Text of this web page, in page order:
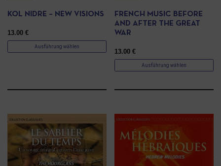
KOL NIDRE – NEW VISIONS
13.00 €
Ausführung wählen
FRENCH MUSIC BEFORE
AND AFTER THE GREAT
WAR
13.00€
Ausführung wählen